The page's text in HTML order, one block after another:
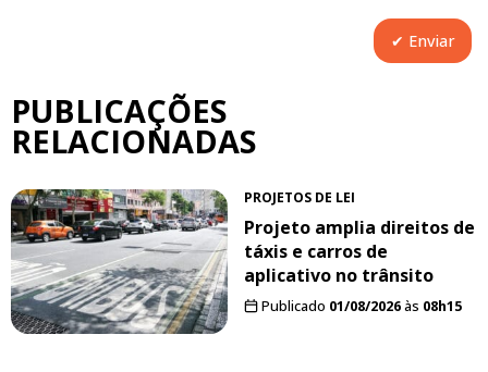
PUBLICAÇÕES
RELACIONADAS
PROJETOS DE LEI
Projeto amplia direitos de
táxis e carros de
aplicativo no trânsito
Publicado 01/08/2026às 08h15